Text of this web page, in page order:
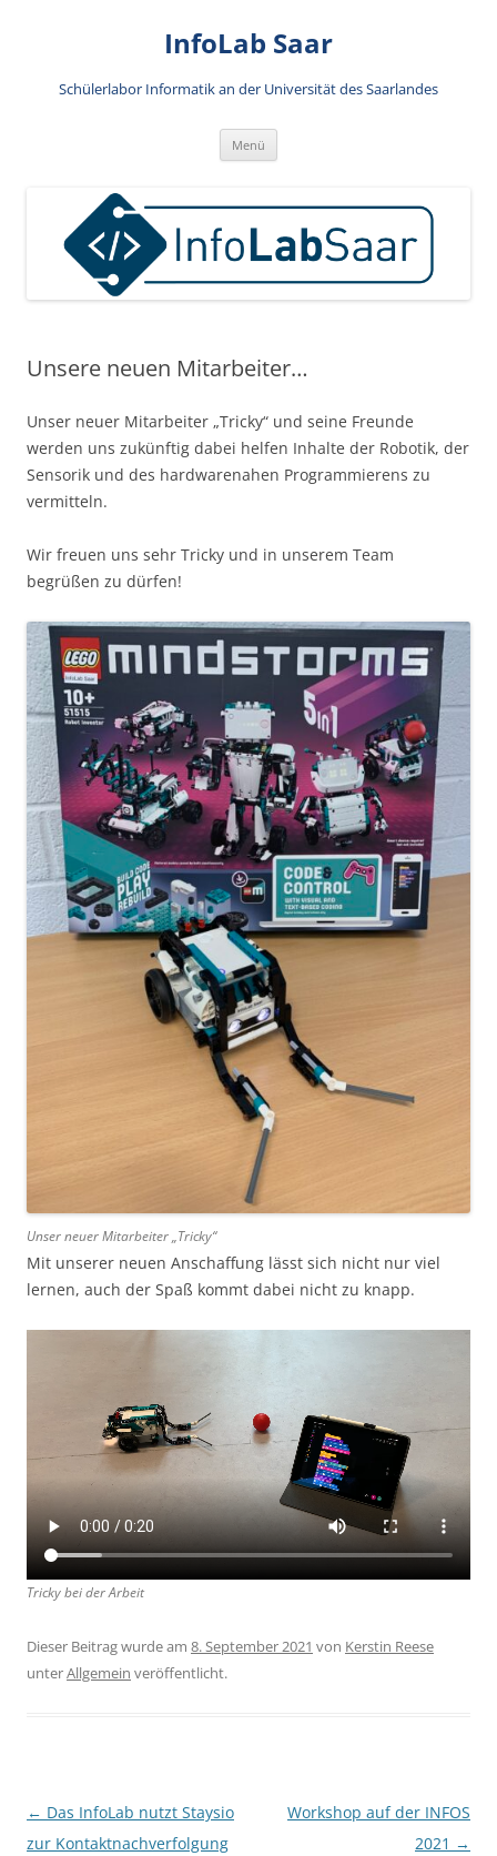
InfoLab Saar
Schülerlabor Informatik an der Universität des Saarlandes
Menü
Unsere neuen Mitarbeiter…
Unser neuer Mitarbeiter „Tricky“ und seine Freunde
werden uns zukünftig dabei helfen Inhalte der Robotik, der
Sensorik und des hardwarenahen Programmierens zu
vermitteln.
Wir freuen uns sehr Tricky und in unserem Team
begrüßen zu dürfen!
Unser neuer Mitarbeiter „Tricky“
Mit unserer neuen Anschaffung lässt sich nicht nur viel
lernen, auch der Spaß kommt dabei nicht zu knapp.
Tricky bei der Arbeit
Dieser Beitrag wurde am 8. September 2021 von Kerstin Reese
unterAllgemein veröffentlicht.
Beitragsnavigation
← Das InfoLab nutzt Staysio
zur Kontaktnachverfolgung
Workshop auf der INFOS
2021 →